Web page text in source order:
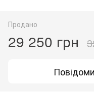
Продано
29 250 грн